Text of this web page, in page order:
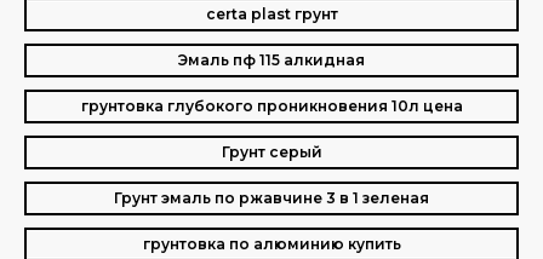
certa plast грунт
Эмаль пф 115 алкидная
грунтовка глубокого проникновения 10л цена
Грунт серый
Грунт эмаль по ржавчине 3 в 1 зеленая
грунтовка по алюминию купить